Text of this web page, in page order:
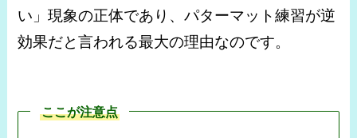
い」現象の正体であり、パターマット練習が逆
効果だと言われる最大の理由なのです。
ここが注意点